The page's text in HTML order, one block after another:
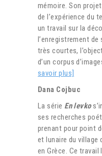
mémoire. Son
de l’expérience du
un travail sur la
l’enregistrement de
très courtes,
d’un corpus
savoir plus]
Dana Cojbuc
La série En levko
ses recherches
prenant pour point
et lunaire du village
en Grèce. Ce